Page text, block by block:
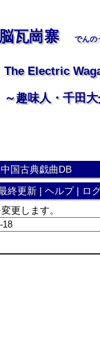
瓦崗寨 でんの
The Electric
～趣味人・千田
中国古典戯曲DB
終更新| ヘルプ| ロ
更します。